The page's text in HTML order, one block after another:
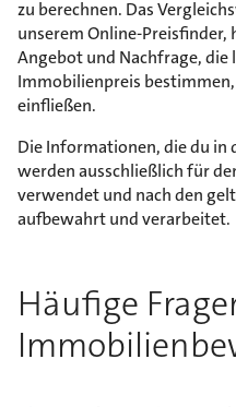
zu berechnen. Das
unserem Online-Preisfinder,
Angebot und Nachfrage, die
Immobilienpreis
einfließen.
Die Informationen, die du in
werden ausschließlich für
verwendet und nach den
aufbewahrt und verarbeitet.
Häufige